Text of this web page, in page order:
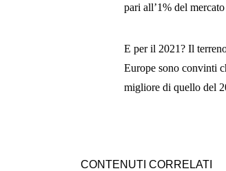
pari all’1% del
E per il 2021? Il
Europe sono convinti
migliore di quello del
CONTENUTI CORRELATI